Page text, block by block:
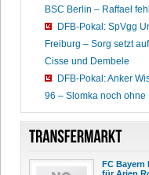
BSC Berlin – Raffael
DFB-Pokal: SpVgg
Freiburg – Sorg setzt
Cisse und Dembele
DFB-Pokal: Anker
96 – Slomka noch ohne
FC Bayern